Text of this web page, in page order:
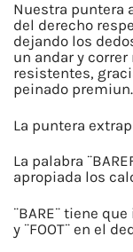
Nuestra puntera
del derecho
dejando los
un andar y
resistentes,
peinado premiun.
La puntera
La palabra
apropiada los
¨BARE¨ tiene
y ¨FOOT¨ en el